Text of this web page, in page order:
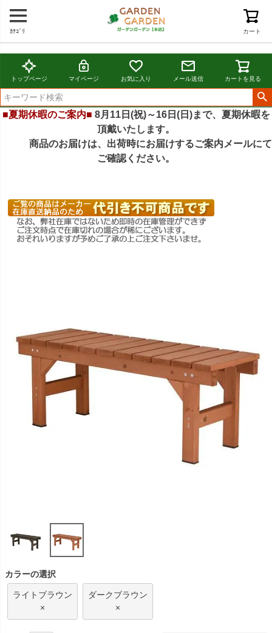
カート
ｶﾃｺﾞﾘ
トップページ マイページ お気に入り メール送信 カートを見る
■夏期休暇のご案内■ 8月11日(祝)～16日(日)まで、夏期休暇を
頂戴いたします。
商品のお届けは、出荷時にお届けするご案内メールにて
ご確認ください。
カラーの選択
ライトブラウン
×
ダークブラウン
×